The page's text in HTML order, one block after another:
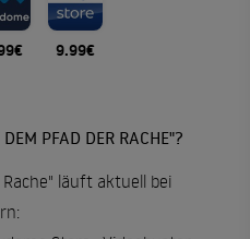
9.99€
PFAD DER RACHE"?
läuft aktuell bei